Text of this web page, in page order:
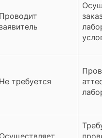
Проводит
Не требуется